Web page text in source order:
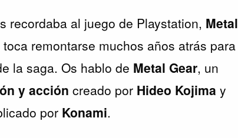
recordaba al juego de Playstation, Metal
toca remontarse muchos años atrás para
la saga. Os hablo de Metal Gear, un
y acción creado por Hideo Kojima y
por Konami.